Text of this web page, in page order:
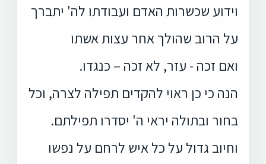
וידוע שכשרות האדם ועבודתו לה' יתברך
על הרוב שהולך אחר עצות אשתו
ואם זכה - עזר, לא זכה – כנגדו.
הנה כי כן ראוי להקדים תפילה לצרה, וכל
בחור ובתולה יראי ה' יסדרו תפילתם.
וחיוב גדול על כל איש לרחם על נפשו